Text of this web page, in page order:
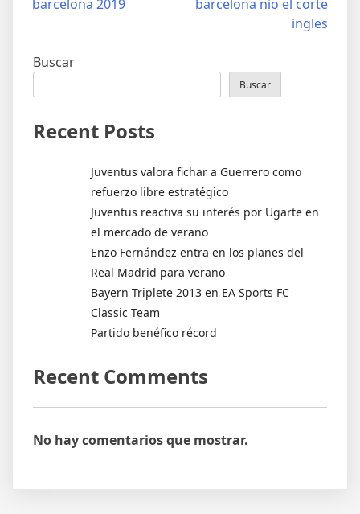
barcelona 2019
barcelona nio el corte
ingles
Buscar
Buscar
Recent Posts
Juventus valora fichar a Guerrero como
refuerzo libre estratégico
Juventus reactiva su interés por Ugarte en
el mercado de verano
Enzo Fernández entra en los planes del
Real Madrid para verano
Bayern Triplete 2013 en EA Sports FC
Classic Team
Partido benéfico récord
Recent Comments
No hay comentarios que mostrar.